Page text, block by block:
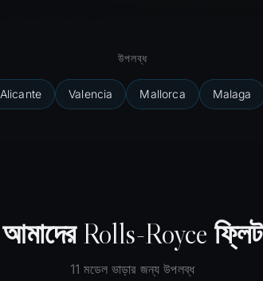
উপলব্ধ
Alicante Valencia Mallorca Malaga
আমাদের Rolls-Royce ফ্লিট
11 মডেল ভাড়ার জন্য উপলব্ধ